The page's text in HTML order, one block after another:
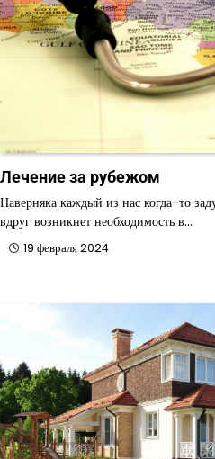
Лечение за рубежом
Наверняка каждый из нас когда-то
вдруг возникнет необходимость в…
19 февраля 2024